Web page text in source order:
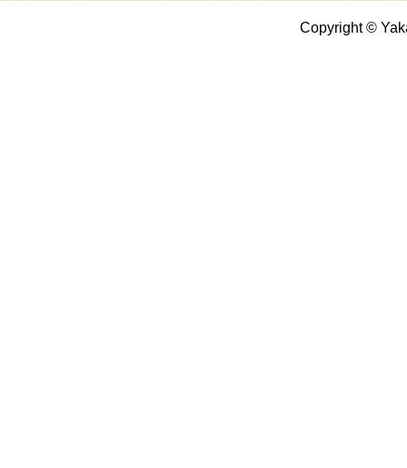
Copyright ©